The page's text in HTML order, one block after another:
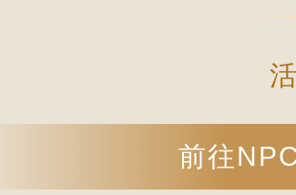
前往